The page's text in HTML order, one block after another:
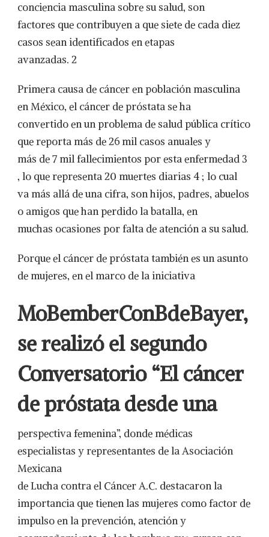
conciencia masculina sobre su salud, son
factores que contribuyen a que siete de cada diez
casos sean identificados en etapas
avanzadas. 2
Primera causa de cáncer en población masculina
en México, el cáncer de próstata se ha
convertido en un problema de salud pública crítico
que reporta más de 26 mil casos anuales y
más de 7 mil fallecimientos por esta enfermedad 3
, lo que representa 20 muertes diarias 4 ; lo cual
va más allá de una cifra, son hijos, padres, abuelos
o amigos que han perdido la batalla, en
muchas ocasiones por falta de atención a su salud.
Porque el cáncer de próstata también es un asunto
de mujeres, en el marco de la iniciativa
MoBemberConBdeBayer,
se realizó el segundo
Conversatorio “El cáncer
de próstata desde una
perspectiva femenina”, donde médicas
especialistas y representantes de la Asociación
Mexicana
de Lucha contra el Cáncer A.C. destacaron la
importancia que tienen las mujeres como factor de
impulso en la prevención, atención y